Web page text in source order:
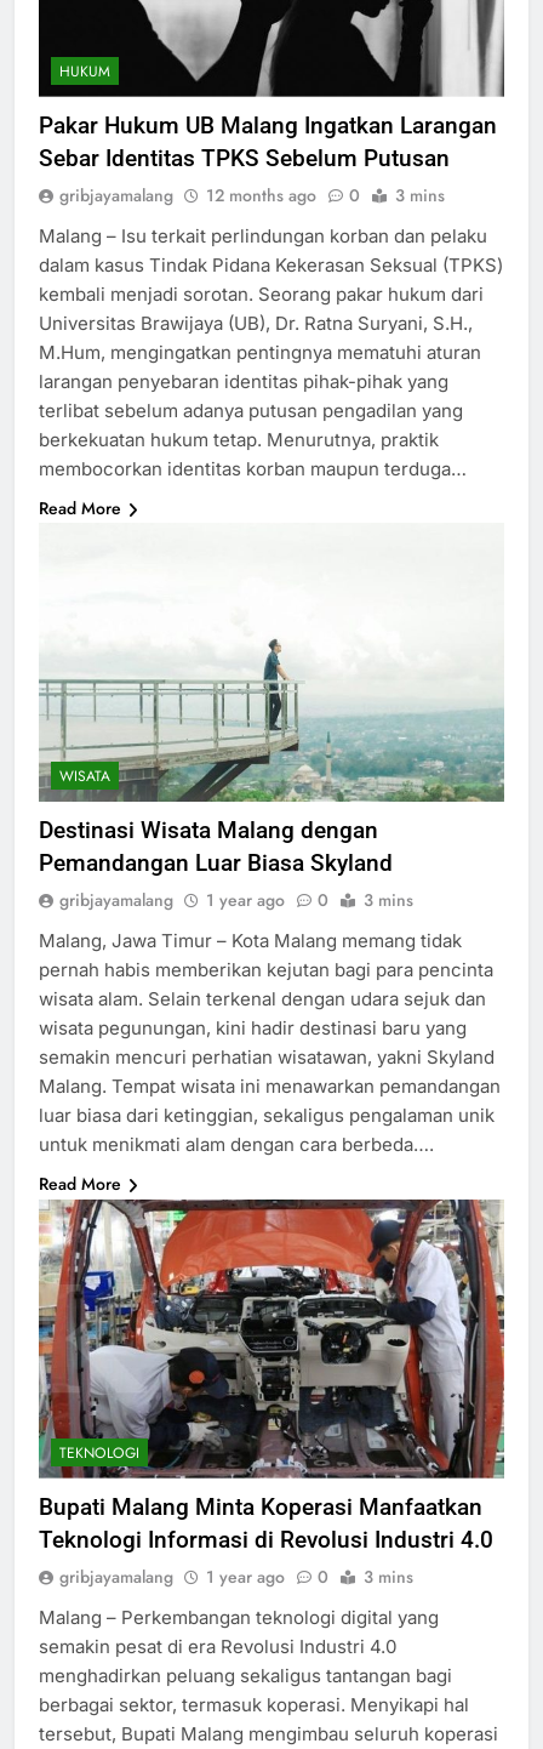
HUKUM
Pakar Hukum UB Malang Ingatkan Larangan
Sebar Identitas TPKS Sebelum Putusan
gribjayamalang 12 months ago 0 3 mins
Malang – Isu terkait perlindungan korban dan pelaku
dalam kasus Tindak Pidana Kekerasan Seksual (TPKS)
kembali menjadi sorotan. Seorang pakar hukum dari
Universitas Brawijaya (UB), Dr. Ratna Suryani, S.H.,
M.Hum, mengingatkan pentingnya mematuhi aturan
larangan penyebaran identitas pihak-pihak yang
terlibat sebelum adanya putusan pengadilan yang
berkekuatan hukum tetap. Menurutnya, praktik
membocorkan identitas korban maupun terduga…
Read More
WISATA
Destinasi Wisata Malang dengan
Pemandangan Luar Biasa Skyland
gribjayamalang 1 year ago 0 3 mins
Malang, Jawa Timur – Kota Malang memang tidak
pernah habis memberikan kejutan bagi para pencinta
wisata alam. Selain terkenal dengan udara sejuk dan
wisata pegunungan, kini hadir destinasi baru yang
semakin mencuri perhatian wisatawan, yakni Skyland
Malang. Tempat wisata ini menawarkan pemandangan
luar biasa dari ketinggian, sekaligus pengalaman unik
untuk menikmati alam dengan cara berbeda….
Read More
TEKNOLOGI
Bupati Malang Minta Koperasi Manfaatkan
Teknologi Informasi di Revolusi Industri 4.0
gribjayamalang 1 year ago 0 3 mins
Malang – Perkembangan teknologi digital yang
semakin pesat di era Revolusi Industri 4.0
menghadirkan peluang sekaligus tantangan bagi
berbagai sektor, termasuk koperasi. Menyikapi hal
tersebut, Bupati Malang mengimbau seluruh koperasi